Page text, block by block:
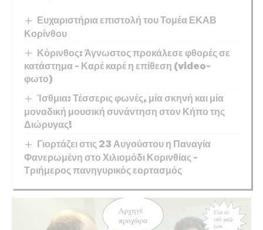
Ευχαριστήρια επιστολή του Τομέα ΕΚΑΒ
Κορίνθου
Κόρινθος: Άγνωστος προκάλεσε φθορές σε
κατάστημα – Καρέ καρέ η επίθεση (video-
φωτο)
Ίσθμια: Τέσσερις φωνές, μία σκηνή και μία
μοναδική μουσική συνάντηση στον Κήπο της
Διώρυγας!
Γιορτάζει στις 23 Αυγούστου η Παναγία
Φανερωμένη στο Χιλιομόδι Κορινθίας –
Τριήμερος πανηγυρικός εορτασμός